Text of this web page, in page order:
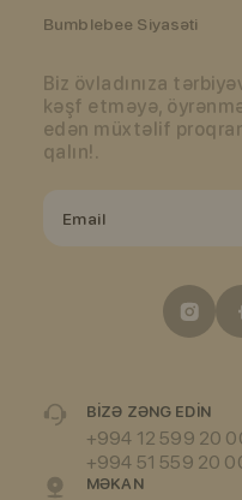
Biz övladınıza
kəşf etməyə,
edən müxtəlif
qalın!.
BIZƏ ZƏNG EDIN
+994 12 599 20
+994 51 559 20
MƏKAN
Bumblebee Siyasəti